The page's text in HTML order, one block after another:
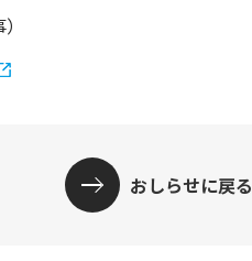
おしらせに戻る